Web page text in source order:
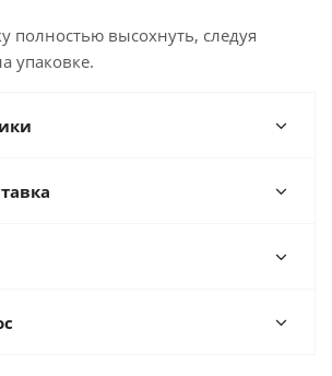
полностью высохнуть, следуя
упаковке.